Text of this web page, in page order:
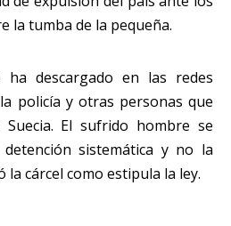
la tumba de la pequeña.
descargado en las redes
policía y otras personas que
El sufrido hombre se
sistemática y no la
la cárcel como estipula la ley.